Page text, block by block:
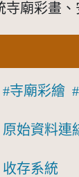
廟彩畫
寺廟彩繪
原始資料連
收存系統